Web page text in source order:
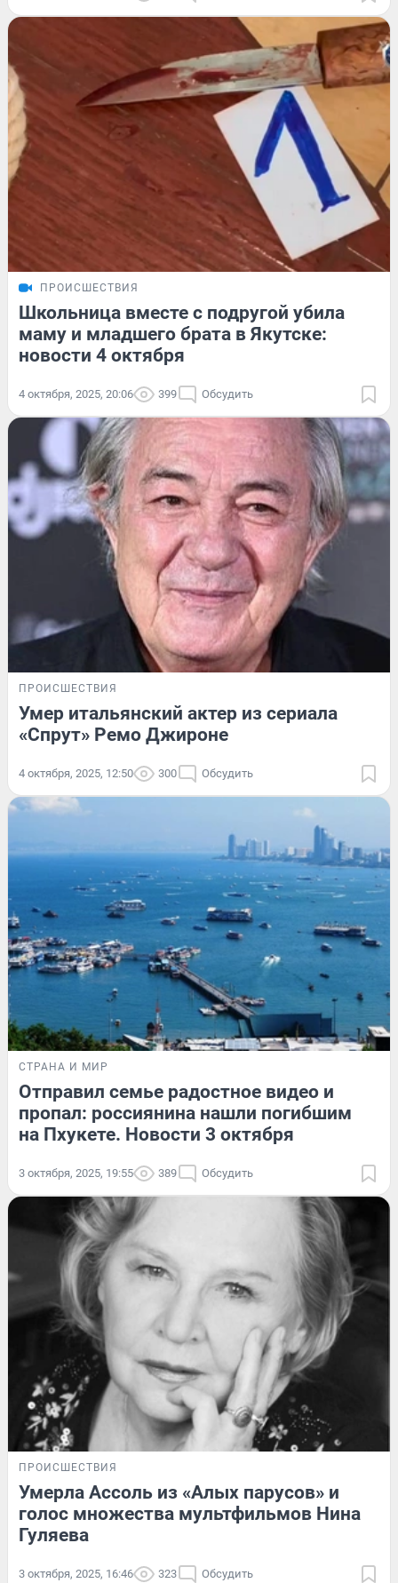
ПРОИСШЕСТВИЯ
Школьница вместе с подругой убила
маму и младшего брата в Якутске:
новости 4 октября
4 октября, 2025, 20:06 399 Обсудить
ПРОИСШЕСТВИЯ
Умер итальянский актер из сериала
«Спрут» Ремо Джироне
4 октября, 2025, 12:50 300 Обсудить
СТРАНА И МИР
Отправил семье радостное видео и
пропал: россиянина нашли погибшим
на Пхукете. Новости 3 октября
3 октября, 2025, 19:55 389 Обсудить
ПРОИСШЕСТВИЯ
Умерла Ассоль из «Алых парусов» и
голос множества мультфильмов Нина
Гуляева
3 октября, 2025, 16:46 323 Обсудить